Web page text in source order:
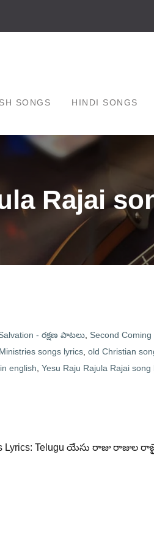
SONGS HINDI SONGS
Rajai
- రక్షణ పాటలు Second
songs lyrics old Christian
english Yesu Raju Rajula Rajai song
Lyrics: Telugu యేసు రాజు రాజుల